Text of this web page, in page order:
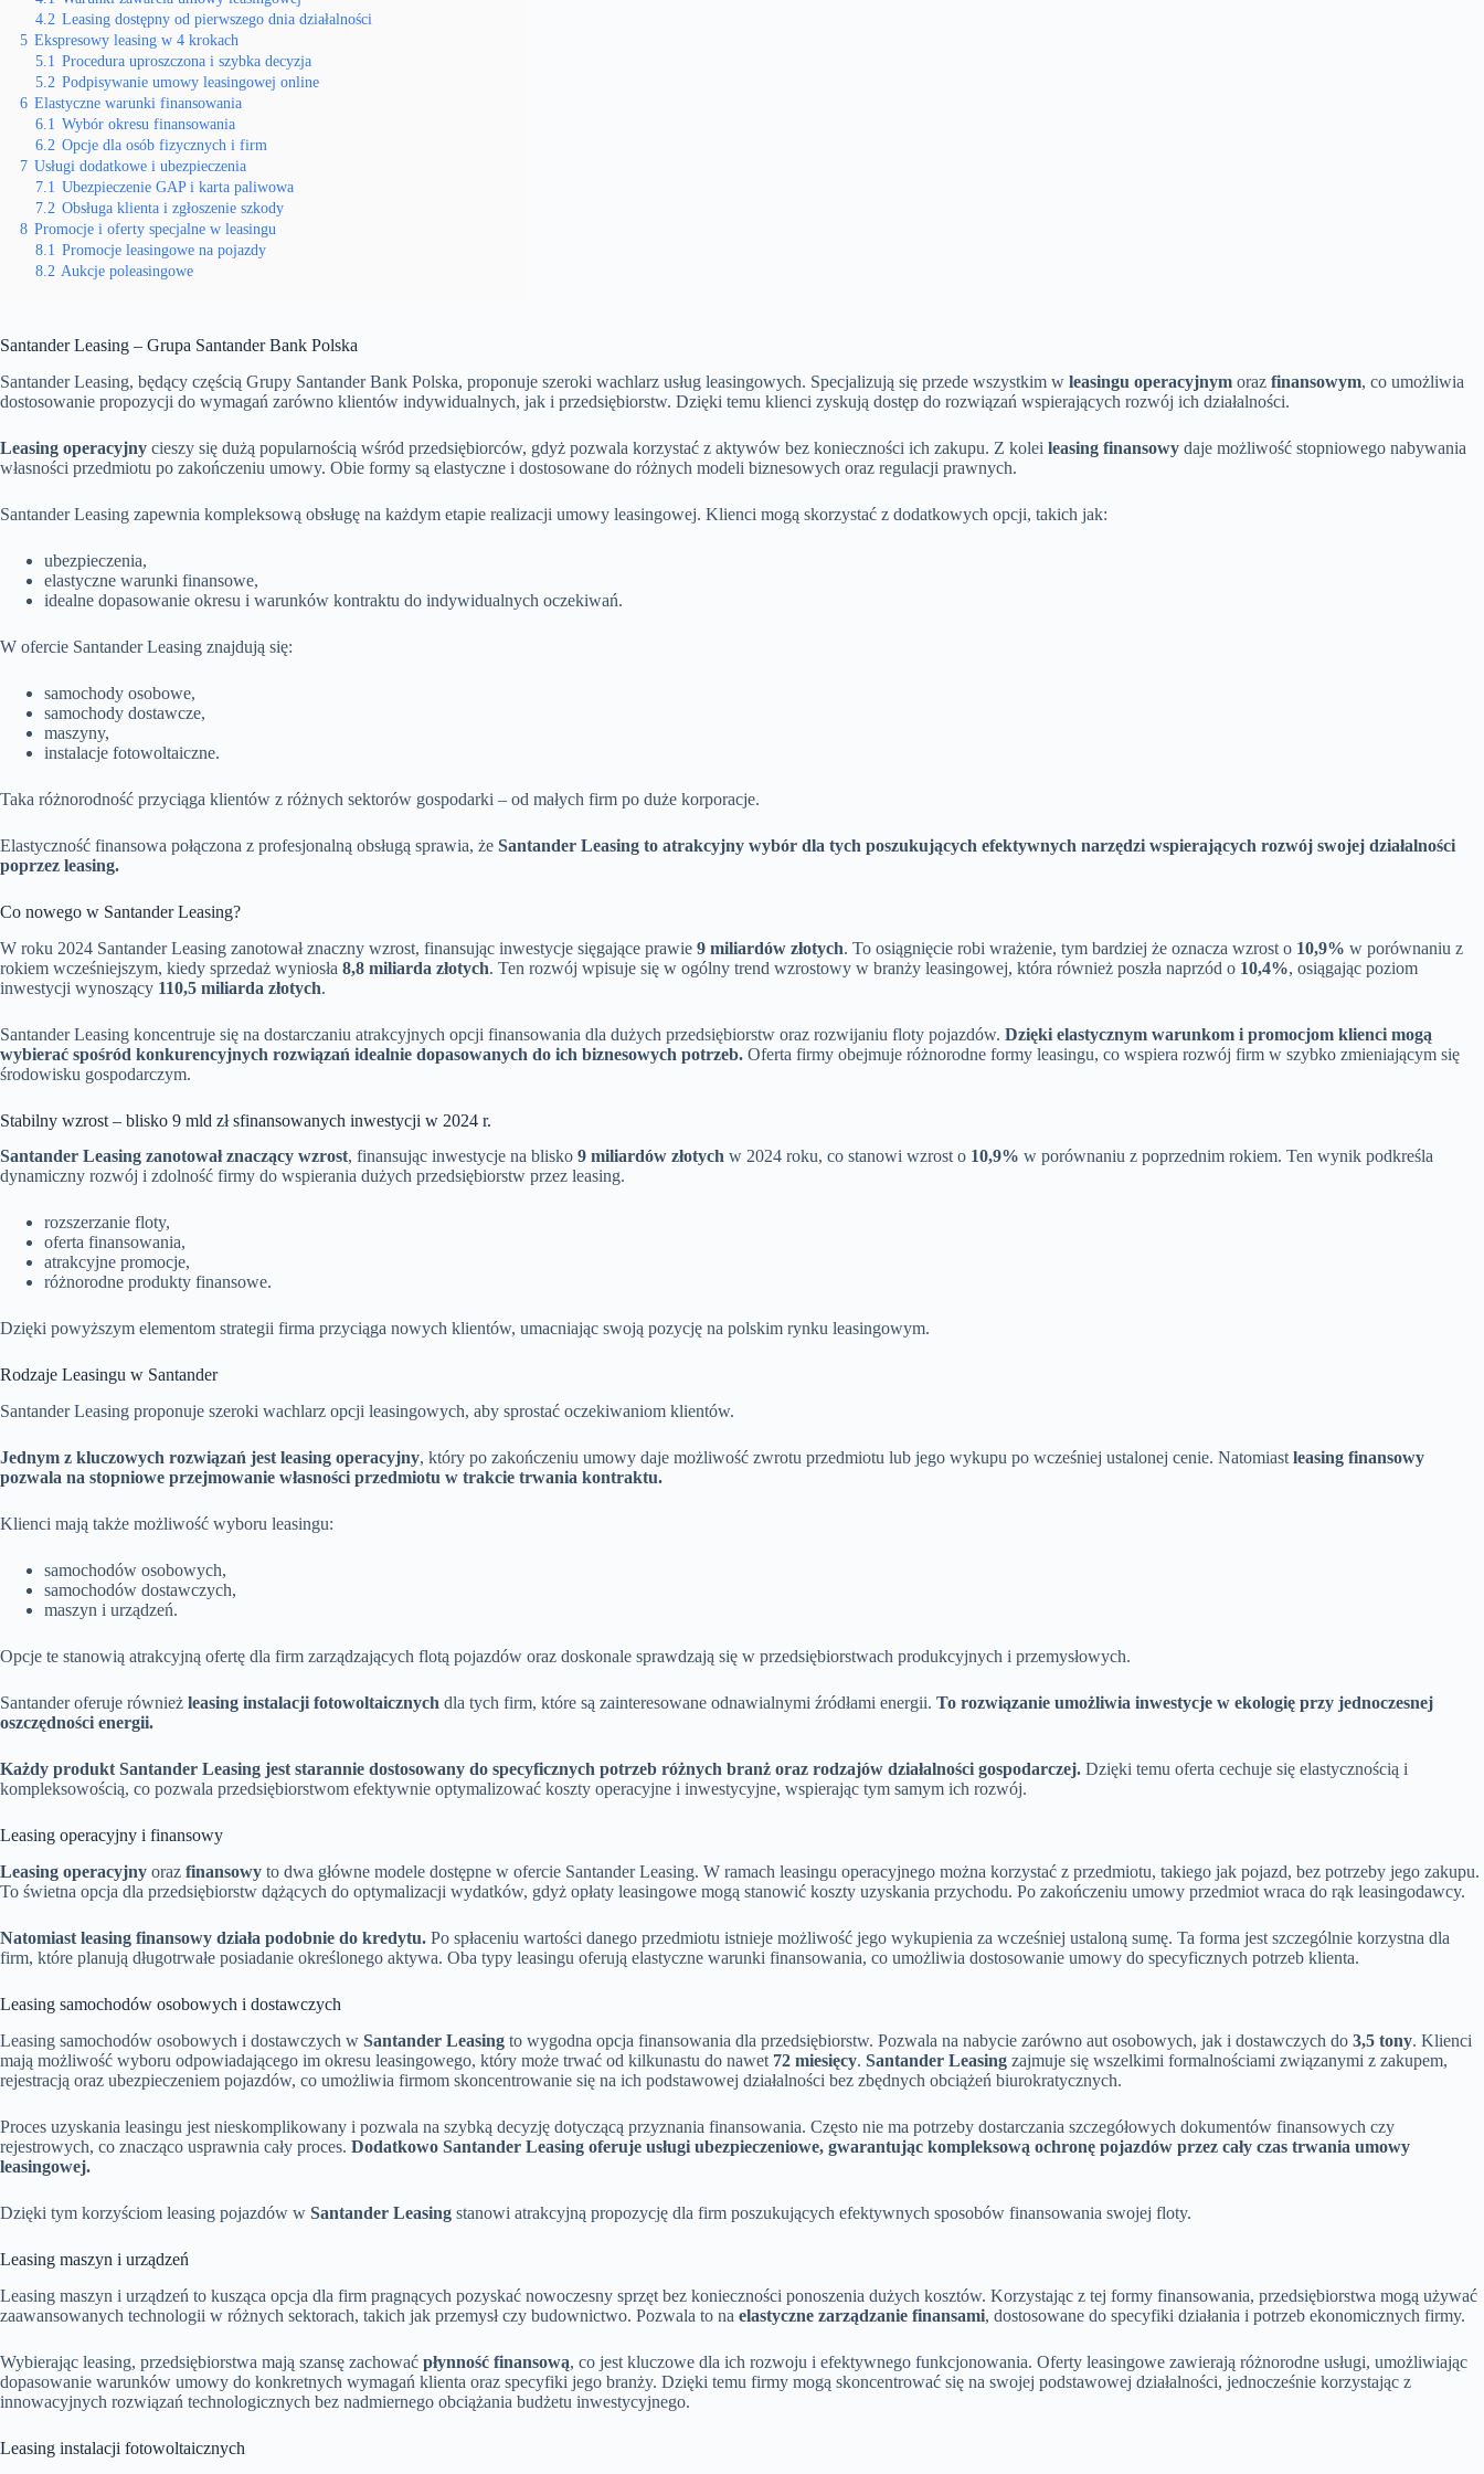
4.2 Leasing dostępny od pierwszego dnia działalności
5 Ekspresowy leasing w 4 krokach
5.1 Procedura uproszczona i szybka decyzja
5.2 Podpisywanie umowy leasingowej online
6 Elastyczne warunki finansowania
6.1 Wybór okresu finansowania
6.2 Opcje dla osób fizycznych i firm
7 Usługi dodatkowe i ubezpieczenia
7.1 Ubezpieczenie GAP i karta paliwowa
7.2 Obsługa klienta i zgłoszenie szkody
8 Promocje i oferty specjalne w leasingu
8.1 Promocje leasingowe na pojazdy
8.2 Aukcje poleasingowe
Santander Leasing – Grupa Santander Bank Polska
Santander Leasing, będący częścią Grupy Santander Bank Polska, proponuje szeroki wachlarz usług leasingowych. Specjalizują się przede wszystkim w leasingu operacyjnym oraz finansowym, co umożliwia
dostosowanie propozycji do wymagań zarówno klientów indywidualnych, jak i przedsiębiorstw. Dzięki temu klienci zyskują dostęp do rozwiązań wspierających rozwój ich działalności.
Leasing operacyjny cieszy się dużą popularnością wśród przedsiębiorców, gdyż pozwala korzystać z aktywów bez konieczności ich zakupu. Z kolei leasing finansowy daje możliwość stopniowego nabywania
własności przedmiotu po zakończeniu umowy. Obie formy są elastyczne i dostosowane do różnych modeli biznesowych oraz regulacji prawnych.
Santander Leasing zapewnia kompleksową obsługę na każdym etapie realizacji umowy leasingowej. Klienci mogą skorzystać z dodatkowych opcji, takich jak:
ubezpieczenia,
elastyczne warunki finansowe,
idealne dopasowanie okresu i warunków kontraktu do indywidualnych oczekiwań.
W ofercie Santander Leasing znajdują się:
samochody osobowe,
samochody dostawcze,
maszyny,
instalacje fotowoltaiczne.
Taka różnorodność przyciąga klientów z różnych sektorów gospodarki – od małych firm po duże korporacje.
Elastyczność finansowa połączona z profesjonalną obsługą sprawia, że Santander Leasing to atrakcyjny wybór dla tych poszukujących efektywnych narzędzi wspierających rozwój swojej działalności
poprzez leasing.
Co nowego w Santander Leasing?
W roku 2024 Santander Leasing zanotował znaczny wzrost, finansując inwestycje sięgające prawie 9 miliardów złotych. To osiągnięcie robi wrażenie, tym bardziej że oznacza wzrost o 10,9% w porównaniu z
rokiem wcześniejszym, kiedy sprzedaż wyniosła 8,8 miliarda złotych. Ten rozwój wpisuje się w ogólny trend wzrostowy w branży leasingowej, która również poszła naprzód o 10,4%, osiągając poziom
inwestycji wynoszący 110,5 miliarda złotych.
Santander Leasing koncentruje się na dostarczaniu atrakcyjnych opcji finansowania dla dużych przedsiębiorstw oraz rozwijaniu floty pojazdów. Dzięki elastycznym warunkom i promocjom klienci mogą
wybierać spośród konkurencyjnych rozwiązań idealnie dopasowanych do ich biznesowych potrzeb. Oferta firmy obejmuje różnorodne formy leasingu, co wspiera rozwój firm w szybko zmieniającym się
środowisku gospodarczym.
Stabilny wzrost – blisko 9 mld zł sfinansowanych inwestycji w 2024 r.
Santander Leasing zanotował znaczący wzrost, finansując inwestycje na blisko 9 miliardów złotych w 2024 roku, co stanowi wzrost o 10,9% w porównaniu z poprzednim rokiem. Ten wynik podkreśla
dynamiczny rozwój i zdolność firmy do wspierania dużych przedsiębiorstw przez leasing.
rozszerzanie floty,
oferta finansowania,
atrakcyjne promocje,
różnorodne produkty finansowe.
Dzięki powyższym elementom strategii firma przyciąga nowych klientów, umacniając swoją pozycję na polskim rynku leasingowym.
Rodzaje Leasingu w Santander
Santander Leasing proponuje szeroki wachlarz opcji leasingowych, aby sprostać oczekiwaniom klientów.
Jednym z kluczowych rozwiązań jest leasing operacyjny, który po zakończeniu umowy daje możliwość zwrotu przedmiotu lub jego wykupu po wcześniej ustalonej cenie. Natomiast leasing finansowy
pozwala na stopniowe przejmowanie własności przedmiotu w trakcie trwania kontraktu.
Klienci mają także możliwość wyboru leasingu:
samochodów osobowych,
samochodów dostawczych,
maszyn i urządzeń.
Opcje te stanowią atrakcyjną ofertę dla firm zarządzających flotą pojazdów oraz doskonale sprawdzają się w przedsiębiorstwach produkcyjnych i przemysłowych.
Santander oferuje również leasing instalacji fotowoltaicznych dla tych firm, które są zainteresowane odnawialnymi źródłami energii. To rozwiązanie umożliwia inwestycje w ekologię przy jednoczesnej
oszczędności energii.
Każdy produkt Santander Leasing jest starannie dostosowany do specyficznych potrzeb różnych branż oraz rodzajów działalności gospodarczej. Dzięki temu oferta cechuje się elastycznością i
kompleksowością, co pozwala przedsiębiorstwom efektywnie optymalizować koszty operacyjne i inwestycyjne, wspierając tym samym ich rozwój.
Leasing operacyjny i finansowy
Leasing operacyjny oraz finansowy to dwa główne modele dostępne w ofercie Santander Leasing. W ramach leasingu operacyjnego można korzystać z przedmiotu, takiego jak pojazd, bez potrzeby jego zakupu.
To świetna opcja dla przedsiębiorstw dążących do optymalizacji wydatków, gdyż opłaty leasingowe mogą stanowić koszty uzyskania przychodu. Po zakończeniu umowy przedmiot wraca do rąk leasingodawcy.
Natomiast leasing finansowy działa podobnie do kredytu. Po spłaceniu wartości danego przedmiotu istnieje możliwość jego wykupienia za wcześniej ustaloną sumę. Ta forma jest szczególnie korzystna dla
firm, które planują długotrwałe posiadanie określonego aktywa. Oba typy leasingu oferują elastyczne warunki finansowania, co umożliwia dostosowanie umowy do specyficznych potrzeb klienta.
Leasing samochodów osobowych i dostawczych
Leasing samochodów osobowych i dostawczych w Santander Leasing to wygodna opcja finansowania dla przedsiębiorstw. Pozwala na nabycie zarówno aut osobowych, jak i dostawczych do 3,5 tony. Klienci
mają możliwość wyboru odpowiadającego im okresu leasingowego, który może trwać od kilkunastu do nawet 72 miesięcy. Santander Leasing zajmuje się wszelkimi formalnościami związanymi z zakupem,
rejestracją oraz ubezpieczeniem pojazdów, co umożliwia firmom skoncentrowanie się na ich podstawowej działalności bez zbędnych obciążeń biurokratycznych.
Proces uzyskania leasingu jest nieskomplikowany i pozwala na szybką decyzję dotyczącą przyznania finansowania. Często nie ma potrzeby dostarczania szczegółowych dokumentów finansowych czy
rejestrowych, co znacząco usprawnia cały proces. Dodatkowo Santander Leasing oferuje usługi ubezpieczeniowe, gwarantując kompleksową ochronę pojazdów przez cały czas trwania umowy
leasingowej.
Dzięki tym korzyściom leasing pojazdów w Santander Leasing stanowi atrakcyjną propozycję dla firm poszukujących efektywnych sposobów finansowania swojej floty.
Leasing maszyn i urządzeń
Leasing maszyn i urządzeń to kusząca opcja dla firm pragnących pozyskać nowoczesny sprzęt bez konieczności ponoszenia dużych kosztów. Korzystając z tej formy finansowania, przedsiębiorstwa mogą używać
zaawansowanych technologii w różnych sektorach, takich jak przemysł czy budownictwo. Pozwala to na elastyczne zarządzanie finansami, dostosowane do specyfiki działania i potrzeb ekonomicznych firmy.
Wybierając leasing, przedsiębiorstwa mają szansę zachować płynność finansową, co jest kluczowe dla ich rozwoju i efektywnego funkcjonowania. Oferty leasingowe zawierają różnorodne usługi, umożliwiając
dopasowanie warunków umowy do konkretnych wymagań klienta oraz specyfiki jego branży. Dzięki temu firmy mogą skoncentrować się na swojej podstawowej działalności, jednocześnie korzystając z
innowacyjnych rozwiązań technologicznych bez nadmiernego obciążania budżetu inwestycyjnego.
Leasing instalacji fotowoltaicznych